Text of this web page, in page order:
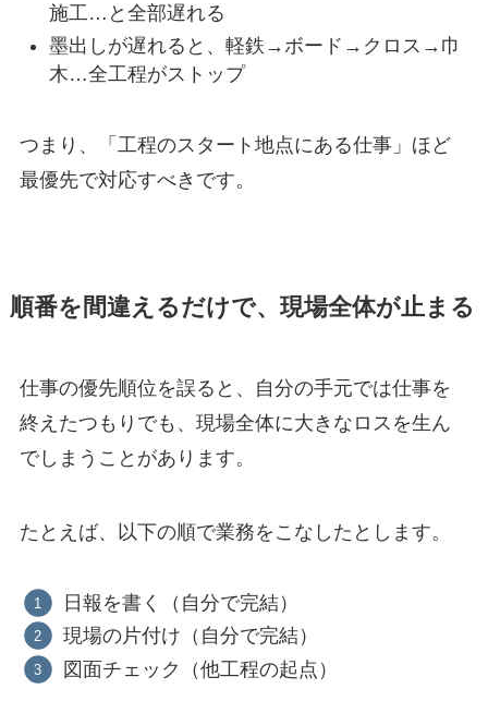
施工…と全部遅れる
墨出しが遅れると、軽鉄→ボード→クロス→巾
木…全工程がストップ
つまり、「工程のスタート地点にある仕事」ほど
最優先で対応すべきです。
順番を間違えるだけで、現場全体が止まる
仕事の優先順位を誤ると、自分の手元では仕事を
終えたつもりでも、現場全体に大きなロスを生ん
でしまうことがあります。
たとえば、以下の順で業務をこなしたとします。
日報を書く（自分で完結）
現場の片付け（自分で完結）
図面チェック（他工程の起点）